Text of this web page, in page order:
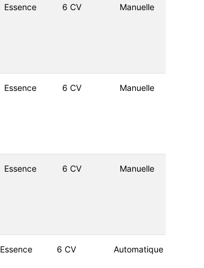
Essence 6 CV Manuelle
Essence 6 CV Manuelle
Essence 6 CV Manuelle
Essence 6 CV Automatique